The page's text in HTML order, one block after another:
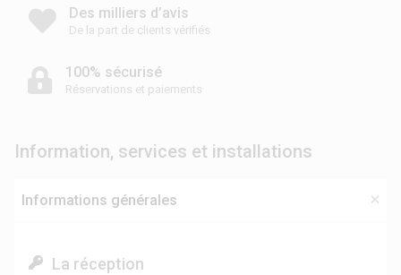
Des milliers d’avis
De la part de clients vérifiés
100% sécurisé
Réservations et paiements
Information, services et installations
Informations générales
La réception